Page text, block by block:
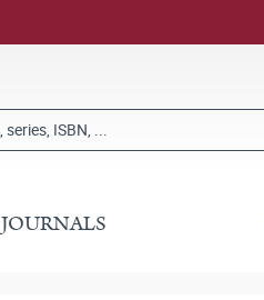
JOURNALS